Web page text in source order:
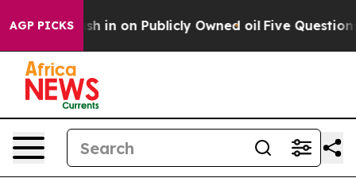
AGP PICKS
Owned oil Five Questions the US Government